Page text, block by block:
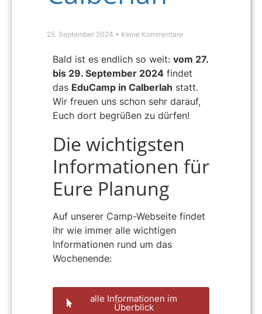
25. September 2024 Keine Kommentare
Bald ist es endlich so weit: vom 27.
bis 29. September 2024 findet
das EduCamp in Calberlah statt.
Wir freuen uns schon sehr darauf,
Euch dort begrüßen zu dürfen!
Die wichtigsten
Informationen für
Eure Planung
Auf unserer Camp-Webseite findet
ihr wie immer alle wichtigen
Informationen rund um das
Wochenende:
alle Informationen im
Überblick